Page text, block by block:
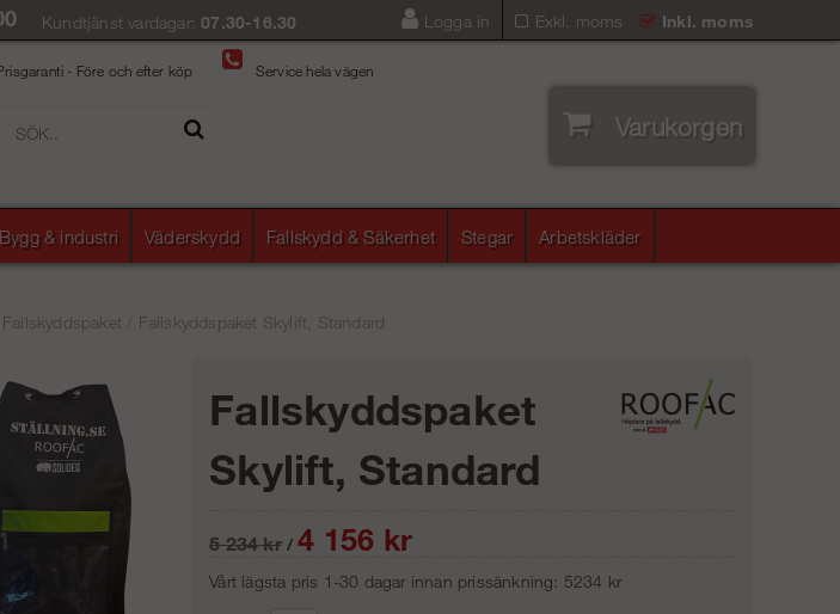
Exkl. moms Inkl. moms
Kundtjänst vardagar:07.30-16.30 Logga in
- Före och efter köp Service hela vägen
Varukorgen
Bygg & industri Väderskydd Fallskydd & Säkerhet Stegar Arbetskläder
Fallskyddspaket Fallskyddspaket Skylift, Standard
Fallskyddspaket
Skylift, Standard
5 234kr/4 156 kr
Vårt lägsta pris 1-30 dagar innan prissänkning: 5234 kr